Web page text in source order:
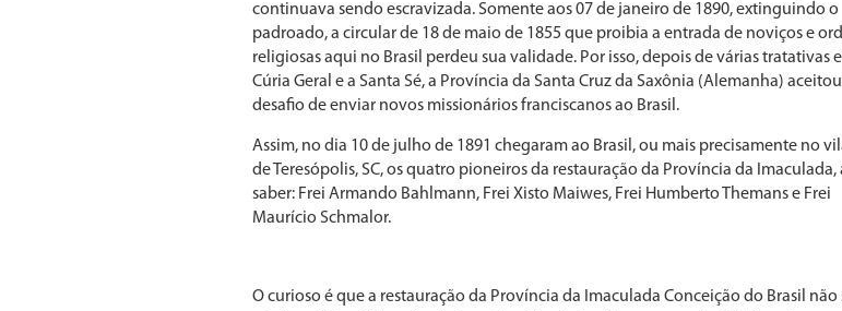
continuava sendo escravizada. Somente aos 07 de janeiro de 1890, extinguindo o
padroado, a circular de 18 de maio de 1855 que proibia a entrada de noviços e
religiosas aqui no Brasil perdeu sua validade. Por isso, depois de várias tratativas
Cúria Geral e a Santa Sé, a Província da Santa Cruz da Saxônia (Alemanha)
desafio de enviar novos missionários franciscanos ao Brasil.
Assim, no dia 10 de julho de 1891 chegaram ao Brasil, ou mais precisamente no
de Teresópolis, SC, os quatro pioneiros da restauração da Província da Imaculada,
saber: Frei Armando Bahlmann, Frei Xisto Maiwes, Frei Humberto Themans e Frei
Maurício Schmalor.
O curioso é que a restauração da Província da Imaculada Conceição do Brasil